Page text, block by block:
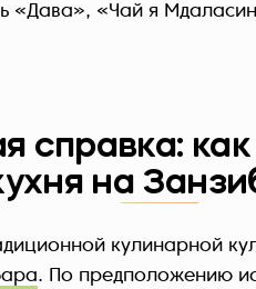
«Дава», «Чай я
справка:
на
кулинарной
. По предположению